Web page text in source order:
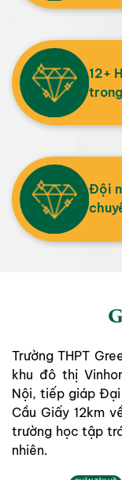
12+
Đội
Trường THPT
khu đô thị
Nội, tiếp giáp
Cầu Giấy 12km
trường học tập
nhiên.